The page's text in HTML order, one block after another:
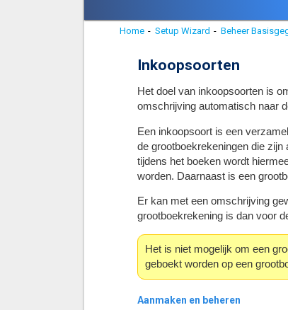
Home - Setup Wizard - Beheer
Inkoopsoorten
Het doel van inkoopsoorten is
omschrijving automatisch naar
Een inkoopsoort is een
de grootboekrekeningen die
tijdens het boeken wordt
worden. Daarnaast is een
Er kan met een omschrijving
grootboekrekening is dan voor
Het is niet mogelijk om een
geboekt worden op een
Aanmaken en beheren